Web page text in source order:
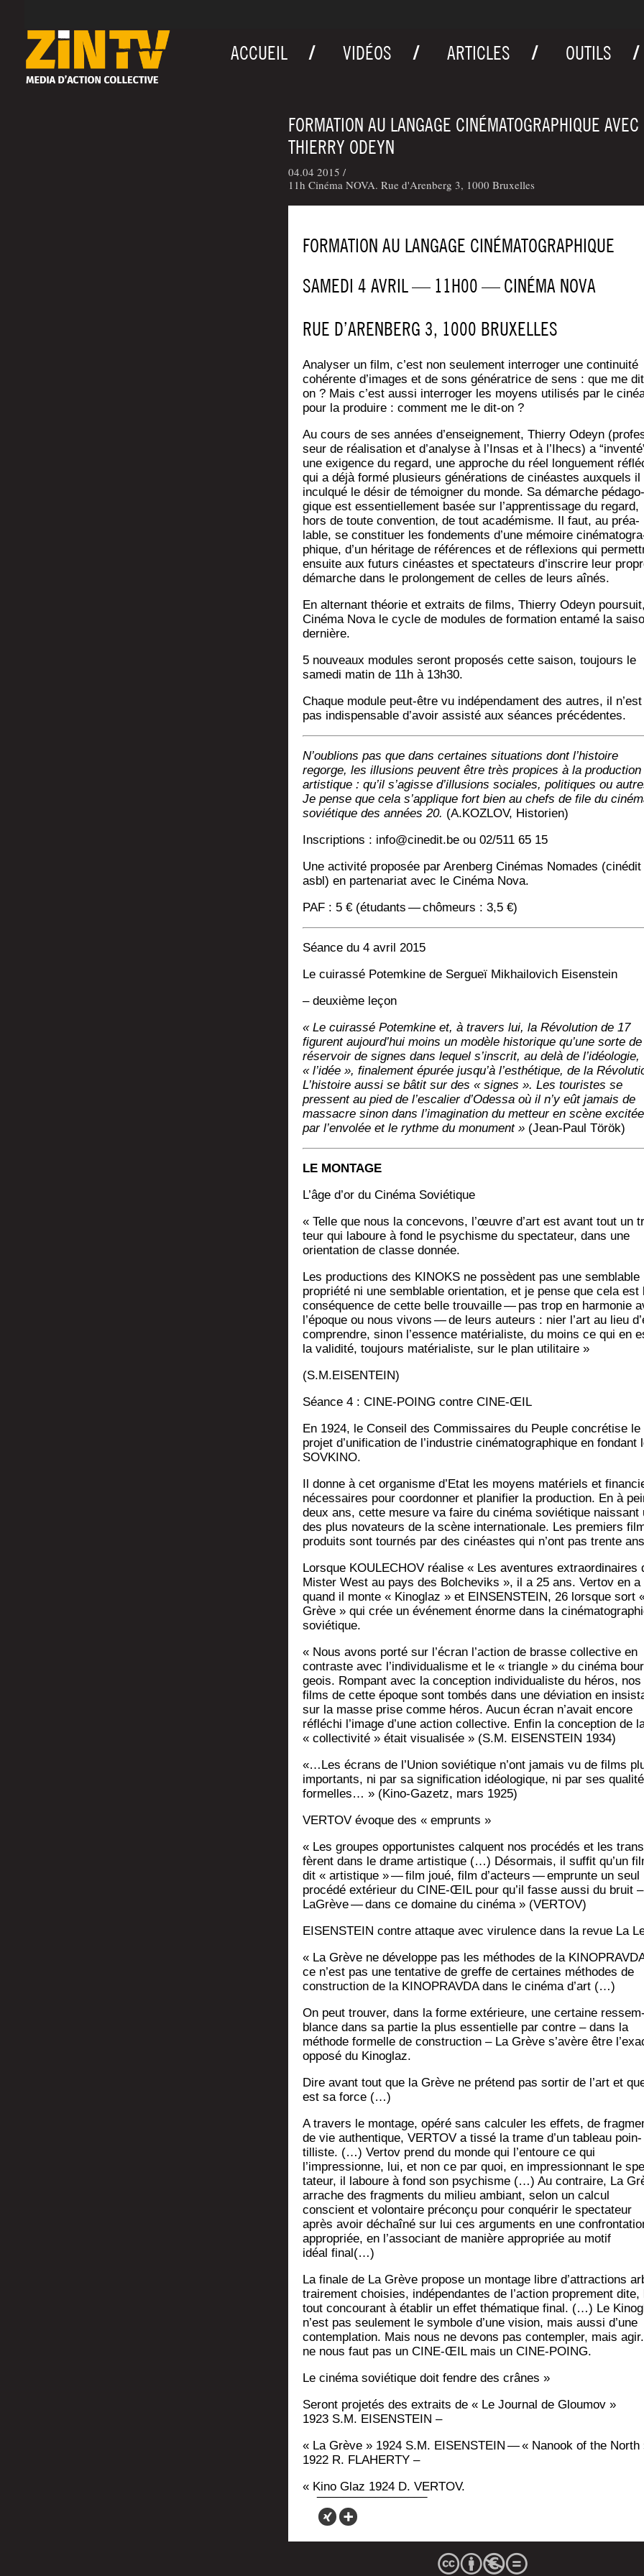
ACCUEIL VIDÉOS ARTICLES OUTILS
FORMATION AU LANGAGE CINÉMATOGRAPHIQUE AVEC
THIERRY ODEYN
04.04 2015 /
11h Cinéma NOVA. Rue d'Arenberg 3, 1000 Bruxelles
FORMATION AU LANGAGE CINÉMATOGRAPHIQUE
SAMEDI 4 AVRIL — 11H00 — CINÉ­MA NOVA
RUE D’A­REN­BERG 3, 1000 BRUXELLES
Ana­ly­ser un film, c’est non seule­ment inter­ro­ger une conti­nui­té
cohé­rente d’images et de sons géné­ra­trice de sens : que me
on ? Mais c’est aus­si inter­ro­ger les moyens uti­li­sés par le
pour la pro­duire : com­ment me le dit-on ?
Au cours de ses années d’enseignement, Thier­ry Odeyn
seur de réa­li­sa­tion et d’analyse à l’Insas et à l’Ihecs) a
une exi­gence du regard, une approche du réel lon­gue­ment
qui a déjà for­mé plu­sieurs géné­ra­tions de cinéastes aux­quels il
incul­qué le désir de témoi­gner du monde. Sa démarche péda­go­
gique est essen­tiel­le­ment basée sur l’apprentissage du regard,
hors de toute conven­tion, de tout aca­dé­misme. Il faut, au préa­
lable, se consti­tuer les fon­de­ments d’une mémoire
phique, d’un héri­tage de réfé­rences et de réflexions qui
ensuite aux futurs cinéastes et spec­ta­teurs d’inscrire leur
démarche dans le pro­lon­ge­ment de celles de leurs aînés.
En alter­nant théo­rie et extraits de films, Thier­ry Odeyn
Ciné­ma Nova le cycle de modules de for­ma­tion enta­mé la
dernière.
5 nou­veaux modules seront pro­po­sés cette sai­son, tou­jours le
same­di matin de 11h à 13h30.
Chaque module peut-être vu indé­pen­dament des autres, il n’est
pas indis­pen­sable d’a­voir assis­té aux séances précédentes.
N’ou­blions pas que dans cer­taines situa­tions dont l’his­toire
regorge, les illu­sions peuvent être très pro­pices à la pro­duc­tion
artis­tique : qu’il s’a­gisse d’illu­sions sociales, poli­tiques ou
Je pense que cela s’ap­plique fort bien au chefs de file du
sovié­tique des années 20. (A.KOZLOV, Historien)
Ins­crip­tions : info@cinedit.be ou 02/511 65 15
Une acti­vi­té pro­po­sée par Aren­berg Ciné­mas Nomades (ciné­dit
asbl) en par­te­na­riat avec le Ciné­ma Nova.
PAF : 5 € (étu­dants — chô­meurs : 3,5 €)
Séance du 4 avril 2015
Le cui­ras­sé Potem­kine de Ser­gueï Mikhai­lo­vich Eisenstein
– deuxième leçon
« Le cui­ras­sé Potem­kine et, à tra­vers lui, la Révo­lu­tion de 17
figurent aujourd’hui moins un modèle his­to­rique qu’une sorte de
réser­voir de signes dans lequel s’inscrit, au delà de l’idéologie,
« l’idée », fina­le­ment épu­rée jusqu’à l’esthétique, de la
L’histoire aus­si se bâtit sur des « signes ». Les tou­ristes se
pressent au pied de l’escalier d’Odessa où il n’y eût jamais de
mas­sacre sinon dans l’imagination du met­teur en scène exci­tée
par l’envolée et le rythme du monu­ment »(Jean-Paul Török)
LE MONTAGE
L’âge d’or du Ciné­ma Soviétique
« Telle que nous la conce­vons, l’œuvre d’art est avant tout un
teur qui laboure à fond le psy­chisme du spec­ta­teur, dans une
orien­ta­tion de classe donnée.
Les pro­duc­tions des KINOKS ne pos­sèdent pas une sem­blable
pro­prié­té ni une sem­blable orien­ta­tion, et je pense que cela est
consé­quence de cette belle trou­vaille — pas trop en har­mo­nie
l’époque ou nous vivons — de leurs auteurs : nier l’art au lieu
com­prendre, sinon l’essence maté­ria­liste, du moins ce qui en
la vali­di­té, tou­jours maté­ria­liste, sur le plan utilitaire »
(S.M.EISENTEIN)
Séance 4 : CINE-POING contre CINE-ŒIL
En 1924, le Conseil des Com­mis­saires du Peuple concré­tise le
pro­jet d’unification de l’industrie ciné­ma­to­gra­phique en fon­dant
SOVKINO.
Il donne à cet orga­nisme d’Etat les moyens maté­riels et
néces­saires pour coor­don­ner et pla­ni­fier la pro­duc­tion. En à
deux ans, cette mesure va faire du ciné­ma sovié­tique nais­sant
des plus nova­teurs de la scène inter­na­tio­nale. Les pre­miers
pro­duits sont tour­nés par des cinéastes qui n’ont pas trente
Lorsque KOULECHOV réa­lise « Les aven­tures extra­or­di­naires
Mis­ter West au pays des Bol­che­viks », il a 25 ans. Ver­tov en a
quand il monte « Kino­glaz » et EINSENSTEIN, 26 lorsque sort
Grève » qui crée un évé­ne­ment énorme dans la
soviétique.
« Nous avons por­té sur l’écran l’action de brasse col­lec­tive en
contraste avec l’individualisme et le « tri­angle » du ciné­ma
geois. Rom­pant avec la concep­tion indi­vi­dua­liste du héros, nos
films de cette époque sont tom­bés dans une dévia­tion en
sur la masse prise comme héros. Aucun écran n’avait encore
réflé­chi l’image d’une action col­lec­tive. Enfin la concep­tion de
« col­lec­ti­vi­té » était visua­li­sée » (S.M. EISENSTEIN 1934)
«…Les écrans de l’Union sovié­tique n’ont jamais vu de films
impor­tants, ni par sa signi­fi­ca­tion idéo­lo­gique, ni par ses
for­melles… » (Kino-Gazetz, mars 1925)
VERTOV évoque des « emprunts »
« Les groupes oppor­tu­nistes calquent nos pro­cé­dés et les
fèrent dans le drame artis­tique (…) Désor­mais, il suf­fit qu’un
dit « artis­tique » — film joué, film d’acteurs — emprunte un seul
pro­cé­dé exté­rieur du CINE-ŒIL pour qu’il fasse aus­si du bruit –
LaGrève — dans ce domaine du ciné­ma » (VERTOV)
EISENSTEIN contre attaque avec viru­lence dans la revue La
« La Grève ne déve­loppe pas les méthodes de la
ce n’est pas une ten­ta­tive de greffe de cer­taines méthodes de
construc­tion de la KINOPRAVDA dans le ciné­ma d’art (…)
On peut trou­ver, dans la forme exté­rieure, une cer­taine res­sem­
blance dans sa par­tie la plus essen­tielle par contre – dans la
méthode for­melle de construc­tion – La Grève s’avère être
oppo­sé du Kinoglaz.
Dire avant tout que la Grève ne pré­tend pas sor­tir de l’art et
est sa force (…)
A tra­vers le mon­tage, opé­ré sans cal­cu­ler les effets, de
de vie authen­tique, VERTOV a tis­sé la trame d’un tableau poin­
tilliste. (…) Ver­tov prend du monde qui l’entoure ce qui
l’impressionne, lui, et non ce par quoi, en impres­sion­nant le
ta­teur, il laboure à fond son psy­chisme (…) Au contraire, La
arrache des frag­ments du milieu ambiant, selon un cal­cul
conscient et volon­taire pré­con­çu pour conqué­rir le spec­ta­teur
après avoir déchaî­né sur lui ces argu­ments en une
appro­priée, en l’associant de manière appro­priée au motif
idéal final(…)
La finale de La Grève pro­pose un mon­tage libre d’attractions
trai­re­ment choi­sies, indé­pen­dantes de l’action pro­pre­ment dite,
tout concou­rant à éta­blir un effet thé­ma­tique final. (…) Le
n’est pas seule­ment le sym­bole d’une vision, mais aus­si d’une
contem­pla­tion. Mais nous ne devons pas contem­pler, mais agir.
ne nous faut pas un CINE-ŒIL mais un CINE-POING.
Le ciné­ma sovié­tique doit fendre des crânes »
Seront pro­je­tés des extraits de « Le Jour­nal de Glou­mov »
1923 S.M. EISENSTEIN –
« La Grève » 1924 S.M. EISENSTEIN — « Nanook of the North
1922 R. FLAHERTY –
« Kino Glaz 1924 D. VERTOV.